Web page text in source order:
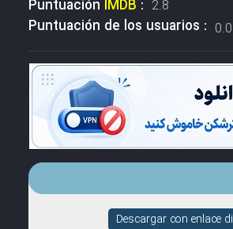
Puntuación IMDB : 2.8
Puntuación de los usuarios : 0.0
Descargar con enlace